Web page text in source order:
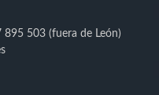
503 (fuera de León)